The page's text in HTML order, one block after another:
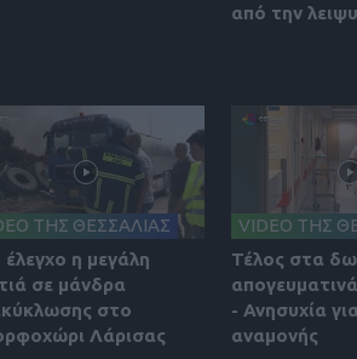
από την
ΤΗΣ ΘΕΣΣΑΛΙΑΣ
η μεγάλη
σε μάνδρα
στο
Λάρισας
VIDEO ΤΗΣ
Τέλος στα
- Ανησυχία
αναμονής